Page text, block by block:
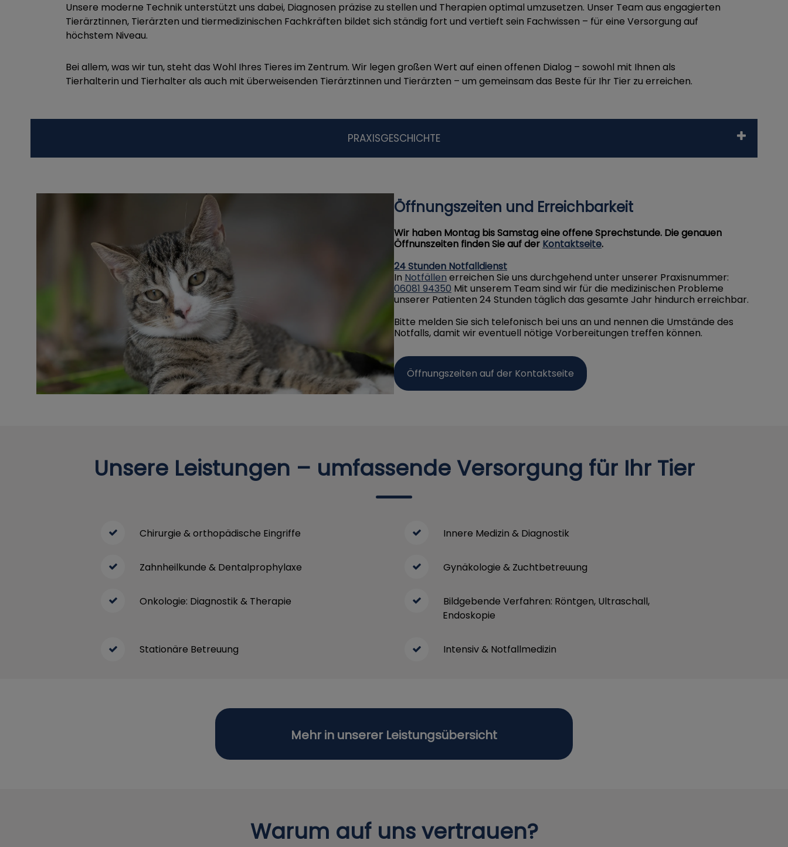
Unsere moderne Technik unterstützt uns dabei, Diagnosen präzise zu stellen und Therapien optimal umzusetzen. Unser Team aus engagierten
Tierärztinnen, Tierärzten und tiermedizinischen Fachkräften bildet sich ständig fort und vertieft sein Fachwissen – für eine Versorgung auf
höchstem Niveau.
Bei allem, was wir tun, steht das Wohl Ihres Tieres im Zentrum. Wir legen großen Wert auf einen offenen Dialog – sowohl mit Ihnen als
Tierhalterin und Tierhalter als auch mit überweisenden Tierärztinnen und Tierärzten – um gemeinsam das Beste für Ihr Tier zu erreichen.
PRAXISGESCHICHTE
Öffnungszeiten und Erreichbarkeit
Wir haben Montag bis Samstag eine offene Sprechstunde. Die genauen
Öffnunszeiten finden Sie auf der Kontaktseite.
24 Stunden Notfalldienst
In Notfällen erreichen Sie uns durchgehend unter unserer Praxisnummer:
06081 94350 Mit unserem Team sind wir für die medizinischen Probleme
unserer Patienten 24 Stunden täglich das gesamte Jahr hindurch erreichbar.
Bitte melden Sie sich telefonisch bei uns an und nennen die Umstände des
Notfalls, damit wir eventuell nötige Vorbereitungen treffen können.
Öffnungszeiten auf der Kontaktseite
Unsere Leistungen – umfassende Versorgung für Ihr Tier
Chirurgie & orthopädische Eingriffe Innere Medizin & Diagnostik
Zahnheilkunde & Dentalprophylaxe Gynäkologie & Zuchtbetreuung
Onkologie: Diagnostik & Therapie
Bildgebende Verfahren: Röntgen, Ultraschall,
Endoskopie
Stationäre Betreuung Intensiv & Notfallmedizin
Mehr in unserer Leistungsübersicht
Warum auf uns vertrauen?